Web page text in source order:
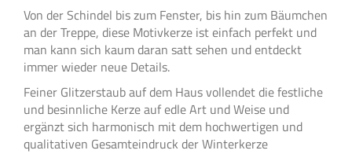
Von der Schindel bis zum Fenster, bis hin zum Bäumchen
an der Treppe, diese Motivkerze ist einfach perfekt und
man kann sich kaum daran satt sehen und entdeckt
immer wieder neue Details.
Feiner Glitzerstaub auf dem Haus vollendet die festliche
und besinnliche Kerze auf edle Art und Weise und
ergänzt sich harmonisch mit dem hochwertigen und
qualitativen Gesamteindruck der Winterkerze